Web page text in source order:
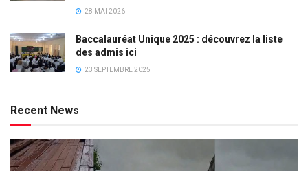
28 MAI 2026
Baccalauréat Unique 2025 : découvrez la liste
des admis ici
23 SEPTEMBRE 2025
Recent News